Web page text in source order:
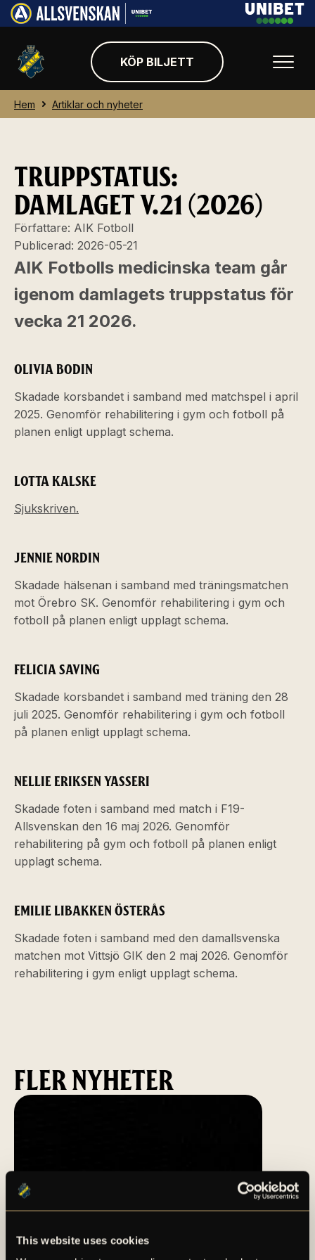
This website uses cookies
KÖP BILJETT
Hem Artiklar och nyheter
TRUPPSTATUS:
DAMLAGET V.21 (2026)
Författare: AIK Fotboll
Publicerad: 2026-05-21
AIK Fotbolls medicinska team går
igenom damlagets truppstatus för
vecka 21 2026.
OLIVIA BODIN
Skadade korsbandet i samband med matchspel i april
2025. Genomför rehabilitering i gym och fotboll på
planen enligt upplagt schema.
LOTTA KALSKE
Sjukskriven.
JENNIE NORDIN
Skadade hälsenan i samband med träningsmatchen
mot Örebro SK. Genomför rehabilitering i gym och
fotboll på planen enligt upplagt schema.
FELICIA SAVING
Skadade korsbandet i samband med träning den 28
juli 2025. Genomför rehabilitering i gym och fotboll
på planen enligt upplagt schema.
NELLIE ERIKSEN YASSERI
Skadade foten i samband med match i F19-
Allsvenskan den 16 maj 2026. Genomför
rehabilitering på gym och fotboll på planen enligt
upplagt schema.
EMILIE LIBAKKEN ÖSTERÅS
Skadade foten i samband med den damallsvenska
matchen mot Vittsjö GIK den 2 maj 2026. Genomför
rehabilitering i gym enligt upplagt schema.
FLER NYHETER